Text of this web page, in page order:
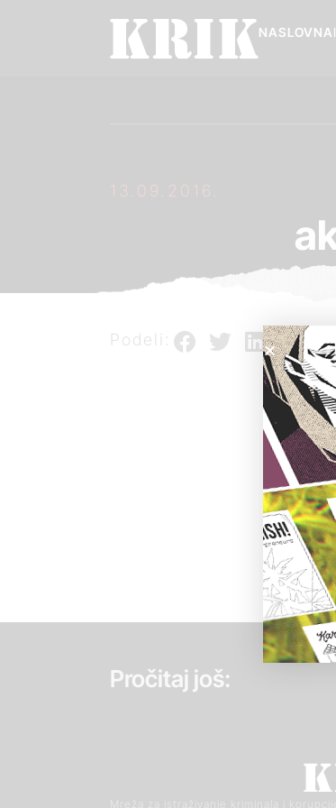
NASLOVNA
13.09.2016.
Podeli:
Pročitaj još:
Mreža za istraživanje kriminala i korupcije